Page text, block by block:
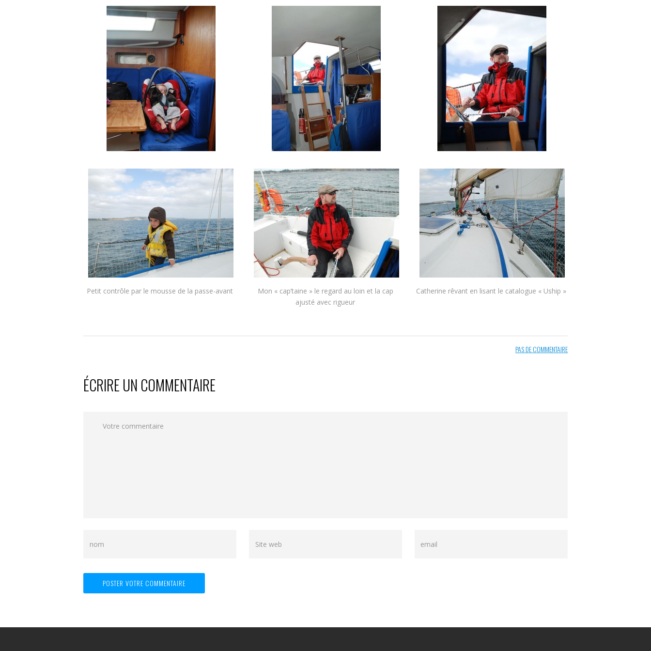
Petit contrôle par le mousse de la passe-avant
Mon « cap’taine » le regard au loin et la cap
ajusté avec rigueur
Catherine rêvant en lisant le catalogue « Uship »
PAS DE COMMENTAIRE
ÉCRIRE UN COMMENTAIRE